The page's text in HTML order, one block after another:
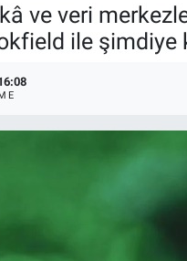
ve veri
ile şimdiye